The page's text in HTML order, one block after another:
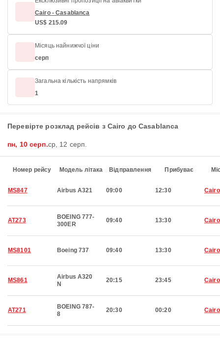
Cairo - Casablanca
US$ 215.09
Місяць найнижчої ціни
серп
Загальна кількість напрямків
1
Перевірте розклад рейсів з Cairo до Casablanca
пн, 10 серп.ср, 12 серп.
Номер рейсу Модель літака Відправлення Прибуває
MS847 Airbus A321 09:00 12:30 Cairo
AT273
BOEING 777-
300ER
09:40 13:30 Cairo
MS8101 Boeing 737 09:40 13:30 Cairo
MS861
Airbus A320
N
20:15 23:45 Cairo
AT271
BOEING 787-
8
20:30 00:20 Cairo